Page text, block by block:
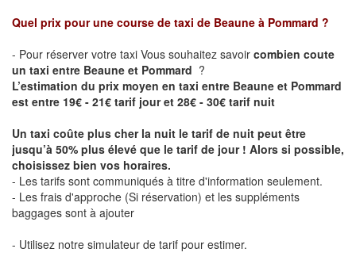
Quel prix pour une course de taxi de Beaune à Pommard ?
- Pour réserver votre taxi Vous souhaitez savoir combien coute
un taxi entre Beaune et Pommard ?
L’estimation du prix moyen en taxi entre Beaune et Pommard
est entre 19€ - 21€ tarif jour et 28€ - 30€ tarif nuit
Un taxi coûte plus cher la nuit le tarif de nuit peut être
jusqu’à 50% plus élevé que le tarif de jour ! Alors si possible,
choisissez bien vos horaires.
- Les tarifs sont communiqués à titre d'information seulement.
- Les frais d'approche (Si réservation) et les suppléments
baggages sont à ajouter
- Utilisez notre simulateur de tarif pour estimer.